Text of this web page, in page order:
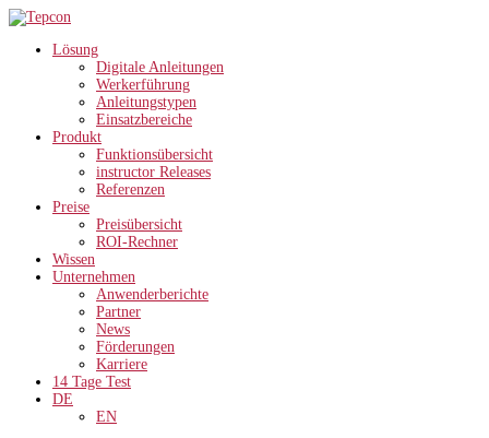
Lösung
Digitale Anleitungen
Werkerführung
Anleitungstypen
Einsatzbereiche
Produkt
Funktionsübersicht
instructor Releases
Referenzen
Preise
Preisübersicht
ROI-Rechner
Wissen
Unternehmen
Anwenderberichte
Partner
News
Förderungen
Karriere
14 Tage Test
DE
EN